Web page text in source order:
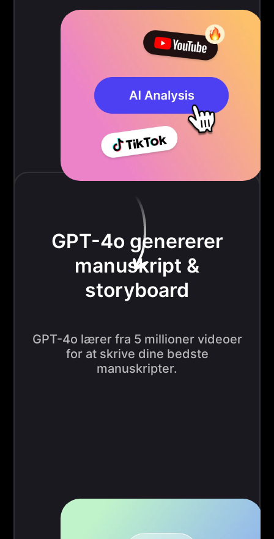
GPT-4o genererer
manuskript &
storyboard
GPT-4o lærer fra 5 millioner videoer
for at skrive dine bedste
manuskripter.